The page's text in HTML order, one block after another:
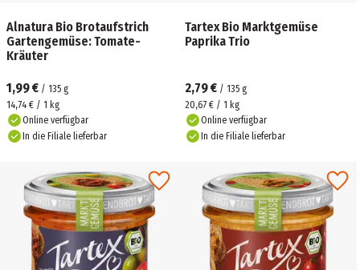
Alnatura Bio Brotaufstrich
Gartengemüse: Tomate-
Kräuter
1,99 € / 135 g
14,74 € / 1 kg
Online verfügbar
In die Filiale lieferbar
Tartex Bio Marktgemüse
Paprika Trio
2,79 € / 135 g
20,67 € / 1 kg
Online verfügbar
In die Filiale lieferbar